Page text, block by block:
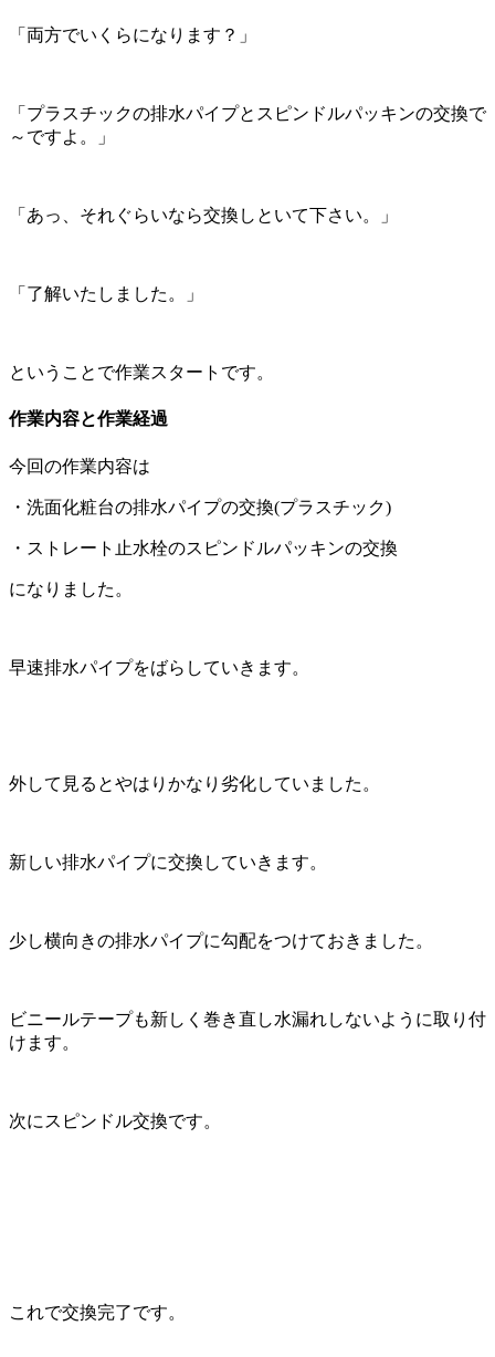
「両方でいくらになります？」
「プラスチックの排水パイプとスピンドルパッキンの交換で
～ですよ。」
「あっ、それぐらいなら交換しといて下さい。」
「了解いたしました。」
ということで作業スタートです。
作業内容と作業経過
今回の作業内容は
・洗面化粧台の排水パイプの交換(プラスチック)
・ストレート止水栓のスピンドルパッキンの交換
になりました。
早速排水パイプをばらしていきます。
外して見るとやはりかなり劣化していました。
新しい排水パイプに交換していきます。
少し横向きの排水パイプに勾配をつけておきました。
ビニールテープも新しく巻き直し水漏れしないように取り付
けます。
次にスピンドル交換です。
これで交換完了です。